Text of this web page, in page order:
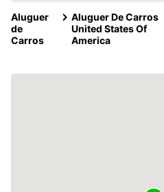
Aluguer
de
Carros
Aluguer De Carros
United States Of
America